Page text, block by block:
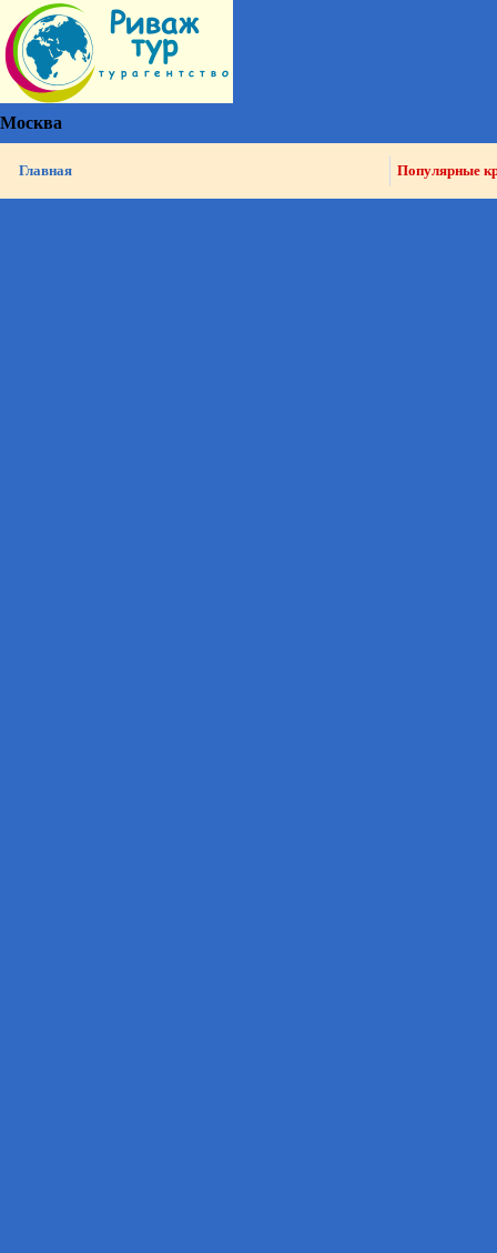
Москва
Главная Популярные